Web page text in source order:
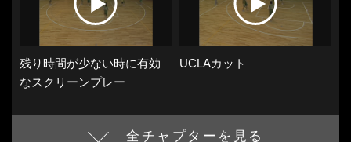
残り時間が少ない時に有効
なスクリーンプレー
UCLAカット
全チャプターを見る